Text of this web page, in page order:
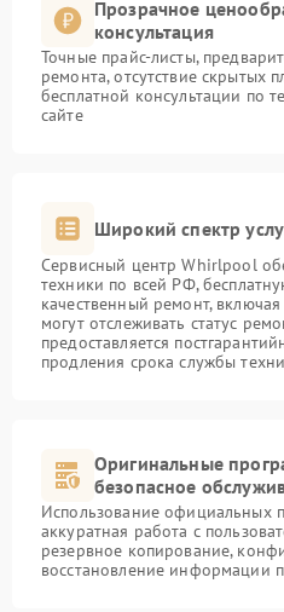
Прозрачное
консультация
Точные прайс-листы,
ремонта, отсутствие скрытых
бесплатной консультации по
сайте
Широкий спектр
Сервисный центр Whirlpool
техники по всей РФ,
качественный ремонт,
могут отслеживать статус
предоставляется
продления срока службы
Оригинальные
безопасное
Использование официальных
аккуратная работа с
резервное копирование,
восстановление информации